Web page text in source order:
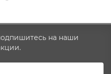
на наши